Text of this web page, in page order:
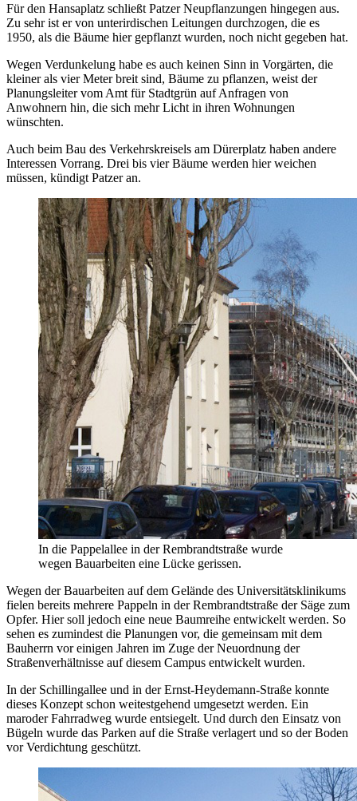
Für den Hansaplatz schließt Patzer Neupflanzungen hingegen aus.
Zu sehr ist er von unterirdischen Leitungen durchzogen, die es
1950, als die Bäume hier gepflanzt wurden, noch nicht gegeben hat.
Wegen Verdunkelung habe es auch keinen Sinn in Vorgärten, die
kleiner als vier Meter breit sind, Bäume zu pflanzen, weist der
Planungsleiter vom Amt für Stadtgrün auf Anfragen von
Anwohnern hin, die sich mehr Licht in ihren Wohnungen
wünschten.
Auch beim Bau des Verkehrskreisels am Dürerplatz haben andere
Interessen Vorrang. Drei bis vier Bäume werden hier weichen
müssen, kündigt Patzer an.
In die Pappelallee in der Rembrandtstraße wurde
wegen Bauarbeiten eine Lücke gerissen.
Wegen der Bauarbeiten auf dem Gelände des Universitätsklinikums
fielen bereits mehrere Pappeln in der Rembrandtstraße der Säge zum
Opfer. Hier soll jedoch eine neue Baumreihe entwickelt werden. So
sehen es zumindest die Planungen vor, die gemeinsam mit dem
Bauherrn vor einigen Jahren im Zuge der Neuordnung der
Straßenverhältnisse auf diesem Campus entwickelt wurden.
In der Schillingallee und in der Ernst-Heydemann-Straße konnte
dieses Konzept schon weitestgehend umgesetzt werden. Ein
maroder Fahrradweg wurde entsiegelt. Und durch den Einsatz von
Bügeln wurde das Parken auf die Straße verlagert und so der Boden
vor Verdichtung geschützt.